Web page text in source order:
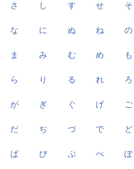
さ し す せ そ
な に ぬ ね の
ま み む め も
ら り る れ ろ
が ぎ ぐ げ ご
だ ぢ づ で ど
ぱ ぴ ぷ ぺ ぽ